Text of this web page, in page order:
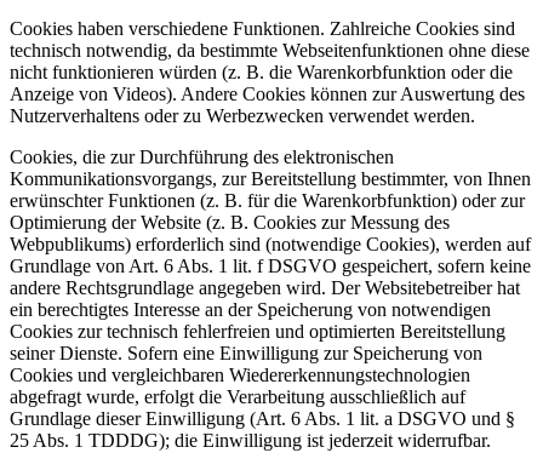
Cookies haben verschiedene Funktionen. Zahlreiche Cookies sind
technisch notwendig, da bestimmte Webseitenfunktionen ohne diese
nicht funktionieren würden (z. B. die Warenkorbfunktion oder die
Anzeige von Videos). Andere Cookies können zur Auswertung des
Nutzerverhaltens oder zu Werbezwecken verwendet werden.
Cookies, die zur Durchführung des elektronischen
Kommunikationsvorgangs, zur Bereitstellung bestimmter, von Ihnen
erwünschter Funktionen (z. B. für die Warenkorbfunktion) oder zur
Optimierung der Website (z. B. Cookies zur Messung des
Webpublikums) erforderlich sind (notwendige Cookies), werden auf
Grundlage von Art. 6 Abs. 1 lit. f DSGVO gespeichert, sofern keine
andere Rechtsgrundlage angegeben wird. Der Websitebetreiber hat
ein berechtigtes Interesse an der Speicherung von notwendigen
Cookies zur technisch fehlerfreien und optimierten Bereitstellung
seiner Dienste. Sofern eine Einwilligung zur Speicherung von
Cookies und vergleichbaren Wiedererkennungstechnologien
abgefragt wurde, erfolgt die Verarbeitung ausschließlich auf
Grundlage dieser Einwilligung (Art. 6 Abs. 1 lit. a DSGVO und §
25 Abs. 1 TDDDG); die Einwilligung ist jederzeit widerrufbar.